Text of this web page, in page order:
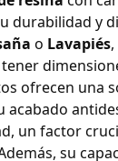
durabilidad y
o Lavapiés
ofrecen una
acabado
un factor
su